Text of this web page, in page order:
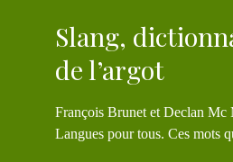
Slang, dictionnaire bilingue
de l’argot
François Brunet et Declan Mc McCavana, Ed. Pocket –
Langues pour tous. Ces mots